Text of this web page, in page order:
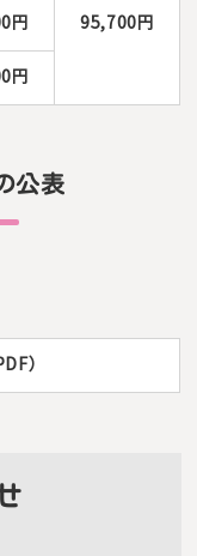
95,700円
円
円
公表
）